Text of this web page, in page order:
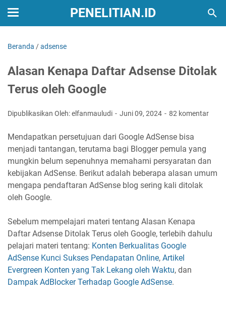
PENELITIAN.ID
Beranda /adsense
Alasan Kenapa Daftar Adsense Ditolak
Terus oleh Google
Dipublikasikan Oleh: elfanmauludi Juni 09, 2024 82 komentar
Mendapatkan persetujuan dari Google AdSense bisa
menjadi tantangan, terutama bagi Blogger pemula yang
mungkin belum sepenuhnya memahami persyaratan dan
kebijakan AdSense. Berikut adalah beberapa alasan umum
mengapa pendaftaran AdSense blog sering kali ditolak
oleh Google.
Sebelum mempelajari materi tentang Alasan Kenapa
Daftar Adsense Ditolak Terus oleh Google, terlebih dahulu
pelajari materi tentang: Konten Berkualitas Google
AdSense Kunci Sukses Pendapatan Online, Artikel
Evergreen Konten yang Tak Lekang oleh Waktu, dan
Dampak AdBlocker Terhadap Google AdSense.